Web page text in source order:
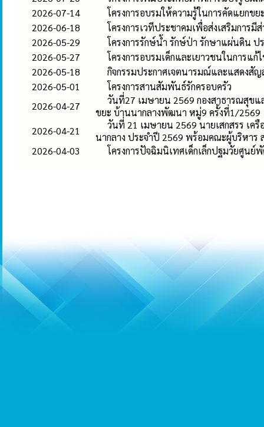
2026-07-14
โครงการอบรมให้ความรู้ในการคัดแยกข
2026-06-18
โครงการเวทีประชาคมเพื่อส่งเสริมการมี
2026-05-29
โครงการรักษ์น้ำ รักษ์ป่า รักษาแผ่นดิน ป
2026-05-27
โครงการอบรมเด็กและเยาวชนในการแ
2026-05-18
กิจกรรมประกาศเจตนารมณ์และแสดงสั
2026-05-01
โครงการสานสัมพันธ์รักครอบครัว
2026-04-27
วันที่27 เมษายน 2569 กองสาธารณสุข
ขยะ บ้านนากลางพัฒนา หมู่9 ครั้งที่1/2569
2026-04-21
วันที่ 21 เมษายน 2569 นายเสกสรร เค
นากลาง ประจำปี 2569 พร้อมคณะผู้บริหาร
2026-04-03
โครงการปัจฉิมนิเทศเด็กเล็กปฐมวัยศูนย์